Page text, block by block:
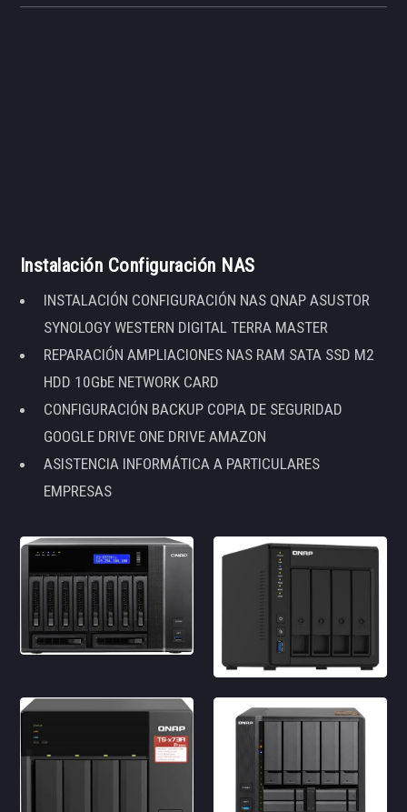
Instalación Configuración NAS
INSTALACIÓN CONFIGURACIÓN NAS QNAP ASUSTOR
SYNOLOGY WESTERN DIGITAL TERRA MASTER
REPARACIÓN AMPLIACIONES NAS RAM SATA SSD M2
HDD 10GbE NETWORK CARD
CONFIGURACIÓN BACKUP COPIA DE SEGURIDAD
GOOGLE DRIVE ONE DRIVE AMAZON
ASISTENCIA INFORMÁTICA A PARTICULARES
EMPRESAS